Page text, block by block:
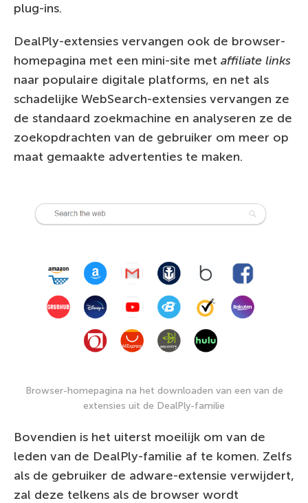
plug-ins.
DealPly-extensies vervangen ook de browser-
homepagina met een mini-site met affiliate links
naar populaire digitale platforms, en net als
schadelijke WebSearch-extensies vervangen ze
de standaard zoekmachine en analyseren ze de
zoekopdrachten van de gebruiker om meer op
maat gemaakte advertenties te maken.
Browser-homepagina na het downloaden van een van de
extensies uit de DealPly-familie
Bovendien is het uiterst moeilijk om van de
leden van de DealPly-familie af te komen. Zelfs
als de gebruiker de adware-extensie verwijdert,
zal deze telkens als de browser wordt